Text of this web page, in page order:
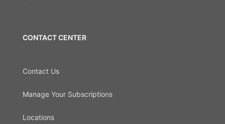
CONTACT CENTER
Contact Us
Manage Your Subscriptions
Locations